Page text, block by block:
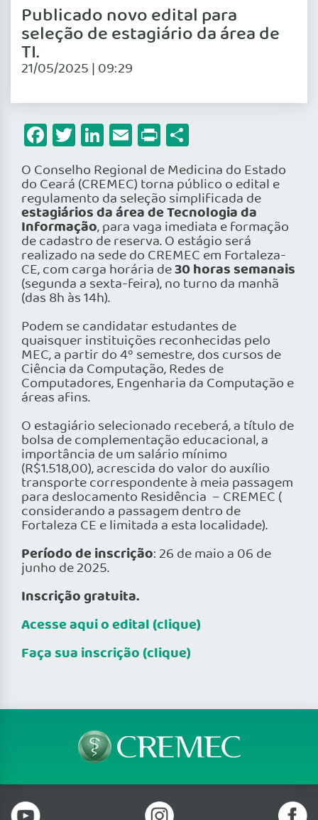
Publicado novo edital para
seleção de estagiário da área de
TI.
21/05/2025 | 09:29
Facebook
Twitter
LinkedIn
Email
Print
O Conselho Regional de Medicina do Estado
do Ceará (CREMEC) torna público o edital e
regulamento da seleção simplificada de
estagiários da área de Tecnologia da
Informação, para vaga imediata e formação
de cadastro de reserva. O estágio será
realizado na sede do CREMEC em Fortaleza-
CE, com carga horária de30 horas semanais
(segunda a sexta-feira), no turno da manhã
(das 8h às 14h).
Podem se candidatar estudantes de
quaisquer instituições reconhecidas pelo
MEC, a partir do 4º semestre, dos cursos de
Ciência da Computação, Redes de
Computadores, Engenharia da Computação e
áreas afins.
O estagiário selecionado receberá, a título de
bolsa de complementação educacional, a
importância de um salário mínimo
(R$1.518,00), acrescida do valor do auxílio
transporte correspondente à meia passagem
para deslocamento Residência – CREMEC (
considerando a passagem dentro de
Fortaleza CE e limitada a esta localidade).
Período de inscrição: 26 de maio a 06 de
junho de 2025.
Inscrição gratuita.
Acesse aqui o edital (clique)
Faça sua inscrição (clique)